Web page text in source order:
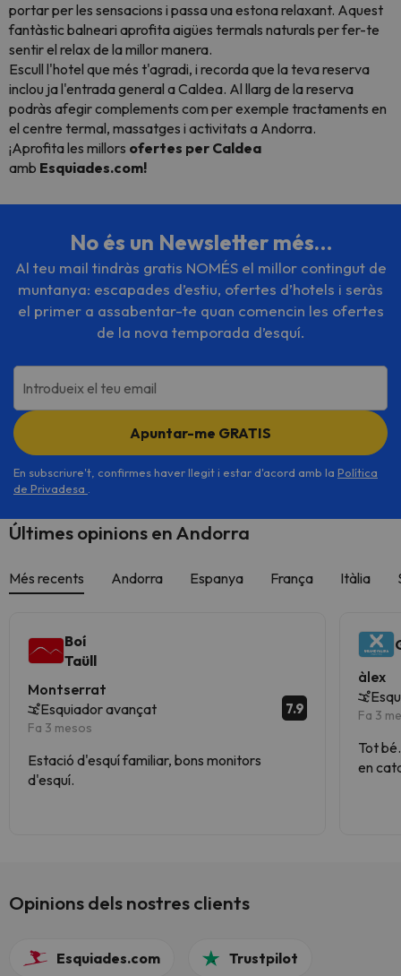
portar per les sensacions i passa una estona relaxant. Aquest
fantàstic balneari aprofita aigües termals naturals per fer-te
sentir el relax de la millor manera.
Escull l'hotel que més t'agradi, i recorda que la teva reserva
inclou ja l'entrada general a Caldea. Al llarg de la reserva
podràs afegir complements com per exemple tractaments en
el centre termal, massatges i activitats a Andorra.
¡Aprofita les millors ofertes per Caldea
amb Esquiades.com!
No és un Newsletter més…
Al teu mail tindràs gratis NOMÉS el millor contingut de
muntanya: escapades d’estiu, ofertes d’hotels i seràs
el primer a assabentar-te quan comencin les ofertes
de la nova temporada d’esquí.
Introdueix el teu email
Apuntar-me GRATIS
En subscriure't, confirmes haver llegit i estar d'acord amb la Política
de Privadesa
Últimes opinions en Andorra
Més recents Andorra Espanya França Itàlia
Boí
Taüll
Montserrat
Esquiador avançat
Fa 3 mesos
7.9
Estació d'esquí familiar, bons monitors
d'esquí.
àlex
Fa 3
Tot
en
Opinions dels nostres clients
Esquiades.com Trustpilot